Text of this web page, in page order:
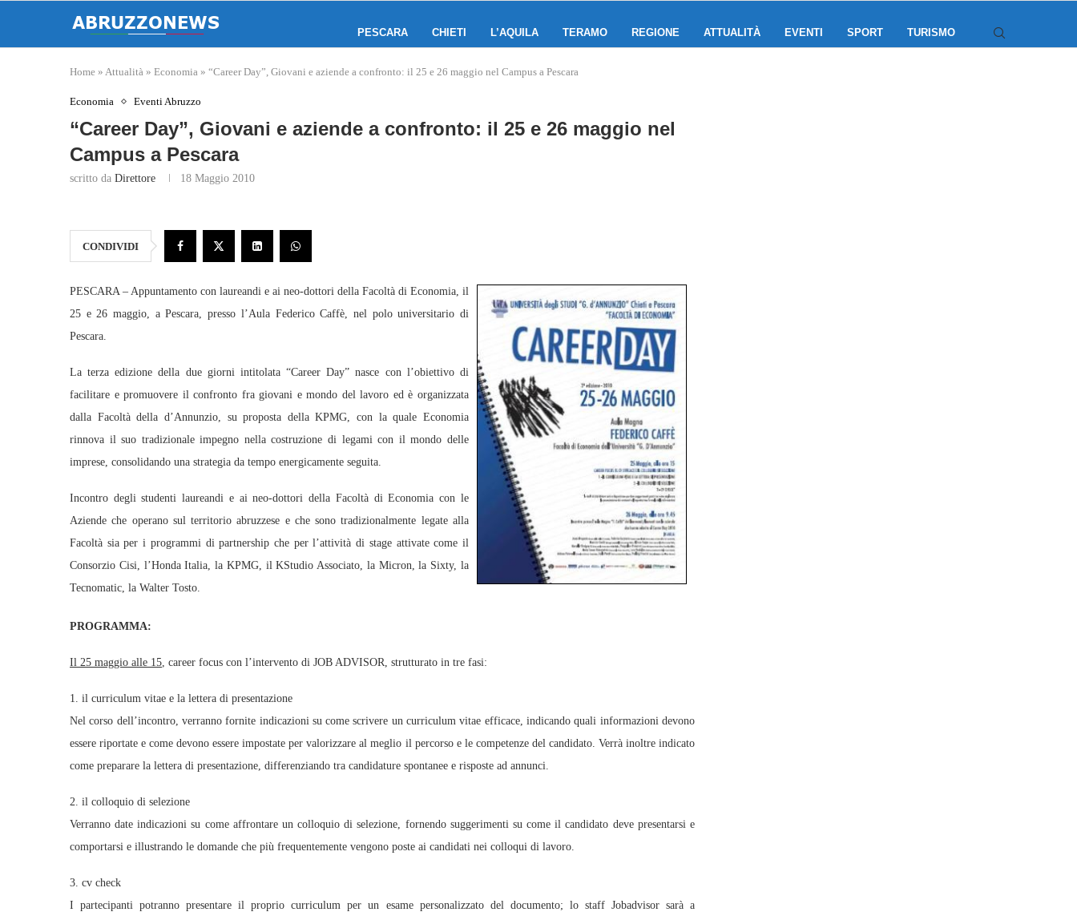
PESCARA CHIETI L’AQUILA TERAMO REGIONE ATTUALITÀ EVENTI SPORT TURISMO
Home » Attualità » Economia » “Career Day”, Giovani e aziende a confronto: il 25 e 26 maggio nel Campus a Pescara
Economia Eventi Abruzzo
“Career Day”, Giovani e aziende a confronto: il 25 e 26 maggio nel
Campus a Pescara
scritto da Direttore 18 Maggio 2010
CONDIVIDI
PESCARA – Appuntamento con laureandi e ai neo-dottori della Facoltà di Economia, il
25 e 26 maggio, a Pescara, presso l’Aula Federico Caffè, nel polo universitario di
Pescara.
La terza edizione della due giorni intitolata “Career Day” nasce con l’obiettivo di
facilitare e promuovere il confronto fra giovani e mondo del lavoro ed è organizzata
dalla Facoltà della d’Annunzio, su proposta della KPMG, con la quale Economia
rinnova il suo tradizionale impegno nella costruzione di legami con il mondo delle
imprese, consolidando una strategia da tempo energicamente seguita.
Incontro degli studenti laureandi e ai neo-dottori della Facoltà di Economia con le
Aziende che operano sul territorio abruzzese e che sono tradizionalmente legate alla
Facoltà sia per i programmi di partnership che per l’attività di stage attivate come il
Consorzio Cisi, l’Honda Italia, la KPMG, il KStudio Associato, la Micron, la Sixty, la
Tecnomatic, la Walter Tosto.
PROGRAMMA:
Il 25 maggio alle 15, career focus con l’intervento di JOB ADVISOR, strutturato in tre fasi:
1. il curriculum vitae e la lettera di presentazione
Nel corso dell’incontro, verranno fornite indicazioni su come scrivere un curriculum vitae efficace, indicando quali informazioni devono
essere riportate e come devono essere impostate per valorizzare al meglio il percorso e le competenze del candidato. Verrà inoltre indicato
come preparare la lettera di presentazione, differenziando tra candidature spontanee e risposte ad annunci.
2. il colloquio di selezione
Verranno date indicazioni su come affrontare un colloquio di selezione, fornendo suggerimenti su come il candidato deve presentarsi e
comportarsi e illustrando le domande che più frequentemente vengono poste ai candidati nei colloqui di lavoro.
3. cv check
I partecipanti potranno presentare il proprio curriculum per un esame personalizzato del documento; lo staff Jobadvisor sarà a